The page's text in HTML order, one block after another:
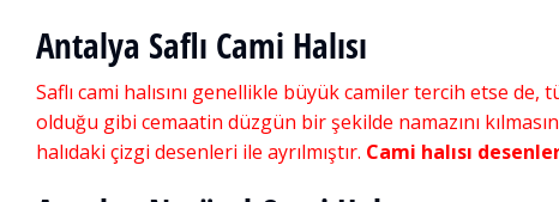
Antalya Saflı Cami Halısı
Saflı cami halısını genellikle büyük camiler tercih etse
olduğu gibi cemaatin düzgün bir şekilde namazını
halıdaki çizgi desenleri ile ayrılmıştır. Cami halısı